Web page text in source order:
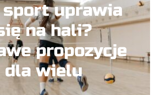
sport uprawia
na hali?
propozycje
dla wielu